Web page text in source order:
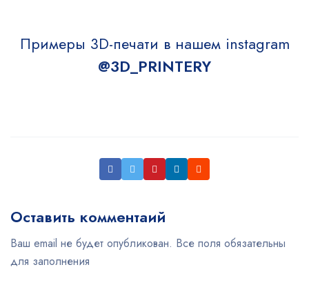
Примеры 3D-печати в нашем instagram
@3D_PRINTERY
Оставить комментаий
Ваш email не будет опубликован. Все поля обязательны
для заполнения